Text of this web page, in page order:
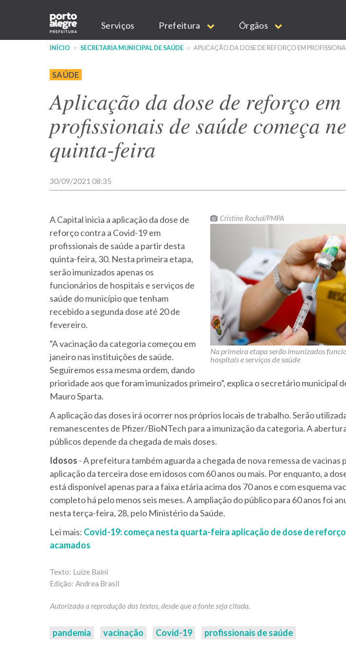
conteúdo
Main
navigation
Serviços Prefeitura Órgãos
INÍCIO SECRETARIA MUNICIPAL DE SAÚDE APLICAÇÃO DA DOSE DE REFORÇO EM
SAÚDE
Aplicação da dose de reforço em
profissionais de saúde começa
quinta-feira
30/09/2021 08:35
Cristine Rochol/PMPA
Na primeira etapa serão imunizados
hospitais e serviços de saúde
A Capital inicia a aplicação da dose de
reforço contra a Covid-19 em
profissionais de saúde a partir desta
quinta-feira, 30. Nesta primeira etapa,
serão imunizados apenas os
funcionários de hospitais e serviços de
saúde do município que tenham
recebido a segunda dose até 20 de
fevereiro.
“A vacinação da categoria começou em
janeiro nas instituições de saúde.
Seguiremos essa mesma ordem, dando
prioridade aos que foram imunizados primeiro”, explica o secretário municipal
Mauro Sparta.
A aplicação das doses irá ocorrer nos próprios locais de trabalho. Serão
remanescentes de Pfizer/BioNTech para a imunização da categoria. A
públicos depende da chegada de mais doses.
Idosos - A prefeitura também aguarda a chegada de nova remessa de vacinas
aplicação da terceira dose em idosos com 60 anos ou mais. Por enquanto, a
está disponível apenas para a faixa etária acima dos 70 anos e com esquema
completo há pelo menos seis meses. A ampliação do público para 60 anos foi
nesta terça-feira, 28, pelo Ministério da Saúde.
Lei mais: Covid-19: começa nesta quarta-feira aplicação de dose de
acamados
Luize Baini
Andrea Brasil
pandemia vacinação Covid-19 profissionais de saúde